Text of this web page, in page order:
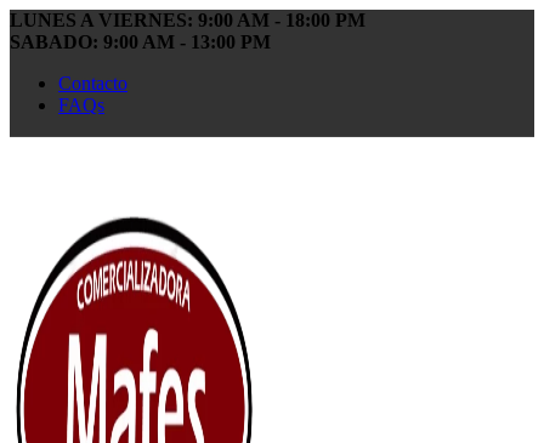
LUNES A VIERNES: 9:00 AM - 18:00 PM
SABADO: 9:00 AM - 13:00 PM
Contacto
FAQs